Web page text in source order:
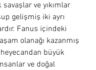
ve yıkımlar
gelişmiş iki ayrı
Fanus içindeki
olanağı kazanmış
büyük
ve doğal